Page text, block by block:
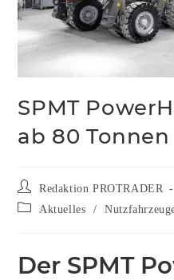
SPMT
ab 80 Tonnen
Redaktion PROTRADER
Aktuelles
/
Der SPMT